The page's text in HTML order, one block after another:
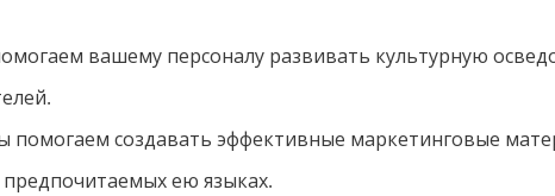
вашему персоналу развивать культурную
помогаем создавать эффективные маркетинговые
ею языках.